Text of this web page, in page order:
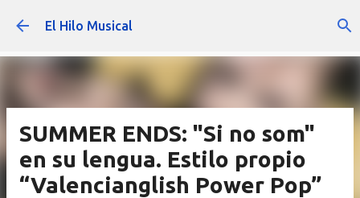
Ir al contenido principal
El Hilo Musical
SUMMER ENDS: "Si no som"
en su lengua. Estilo propio
“Valencianglish Power Pop”